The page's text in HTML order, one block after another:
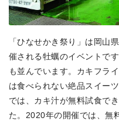
「ひなせかき祭り」は岡山
催される牡蠣のイベントで
も並んでいます。カキフラ
は食べられない絶品スイー
では、カキ汁が無料試食で
た。2020年の開催では、無